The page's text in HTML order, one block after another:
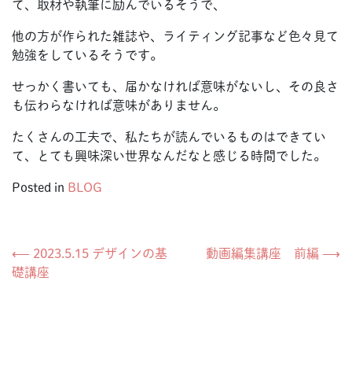
て、取材や執筆に励んでいるそうで、
他の方が作られた雑誌や、ライティング記事など色々見て
勉強をしているそうです。
せっかく書いても、届かなければ意味がないし、その良さ
も伝わらなければ意味がありません。
たくさんの工夫で、私たちが読んでいるものはできてい
て、とても興味深い世界なんだなと感じる時間でした。
Posted in BLOG
投
⟵ 2023.5.15 デザインの基
礎講座
動画編集講座 前編 ⟶